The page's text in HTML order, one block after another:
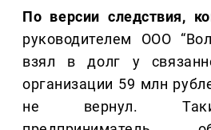
По версии следствия,
руководителем ООО
взял в долг у
организации 59 млн
не вернул.